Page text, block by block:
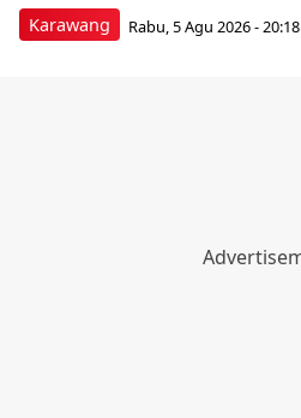
Karawang Rabu, 5 Agu 2026 - 20:18